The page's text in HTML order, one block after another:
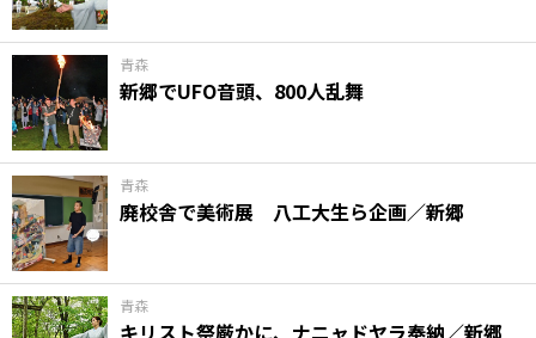
青森
新郷でUFO音頭、800人乱舞
青森
廃校舎で美術展 八工大生ら企画／新郷
青森
キリスト祭厳かに、ナニャドヤラ奉納／新郷